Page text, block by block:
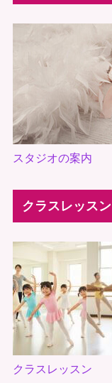
スタジオの案内
クラスレッスン
クラスレッスン